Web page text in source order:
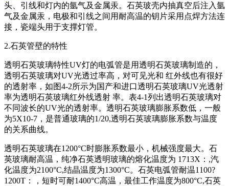
头、引线和灯内的氩气及金属汞。石英玻壳内抽真空后注入氩
气及金属汞，电极和引线之间用耐高温的钥片采用点焊方法连
接，瓷端头用于支撑灯管。
2.石英管壁的特性
透明石英玻璃特性UV灯的电弧管是用透明石英玻璃制造的，
透明石英玻璃对UV光透过率高，对可见光和 红外线也有很好
的透射率，如图4-2所示为国产和进口透明石英玻璃UV光透射
率为透明石英玻璃红外线透射 率。表4-1列出透明石英玻璃对
不同波长的UV光的透射率。透明石英玻璃膨胀系数低，一般
为5X10-7，是普通玻璃的1/20,透明石英玻璃膨胀系数与温度
的关系曲线。
透明石英玻璃在1200°C时膨胀系数最小，机械强度最大。石
英玻璃耐高温，纯净石英透明玻璃的熔化温度为 1713X：,汽
化温度为2100°C,结晶温度为1300°C。石英电弧管耐温1100?
1200T：，短时可耐1400°C高温，最佳工作温度为800°C,石英